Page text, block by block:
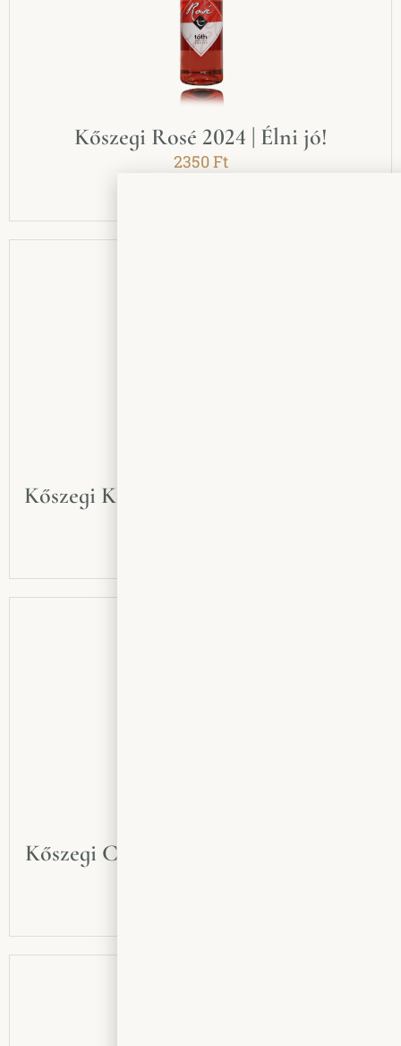
Kőszegi Rosé 2024 | Élni jó!
2350Ft
Kőszegi Kékfrankos 2024 | Ostrombor
Kőszegi Cabernet Sauvignon & Franc